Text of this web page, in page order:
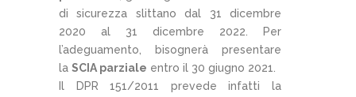
di sicurezza slittano dal 31 dicembre
2020 al 31 dicembre 2022. Per
l’adeguamento, bisognerà presentare
la SCIA parziale entro il 30 giugno 2021.
Il DPR 151/2011 prevede infatti la